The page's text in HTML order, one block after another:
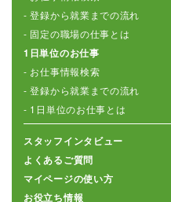
- 登録から就業までの流れ
- 固定の職場の仕事とは
1日単位のお仕事
- お仕事情報検索
- 登録から就業までの流れ
- 1日単位のお仕事とは
スタッフインタビュー
よくあるご質問
マイページの使い方
お役立ち情報